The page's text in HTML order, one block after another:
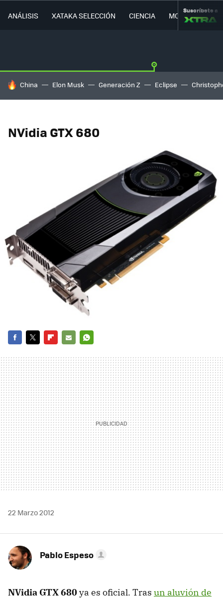
ANÁLISIS XATAKA SELECCIÓN CIENCIA MOVILIDAD
Suscríbete a
HOY SE HABLA DE
China Elon Musk Generación Z Eclipse
NVidia GTX 680
MAIL
22 Marzo 2012
Pablo Espeso
NVidia GTX680ya es oficial. Tras un aluvión de